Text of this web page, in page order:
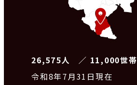
26,575人 ／ 11,000世帯
令和8年7月31日現在